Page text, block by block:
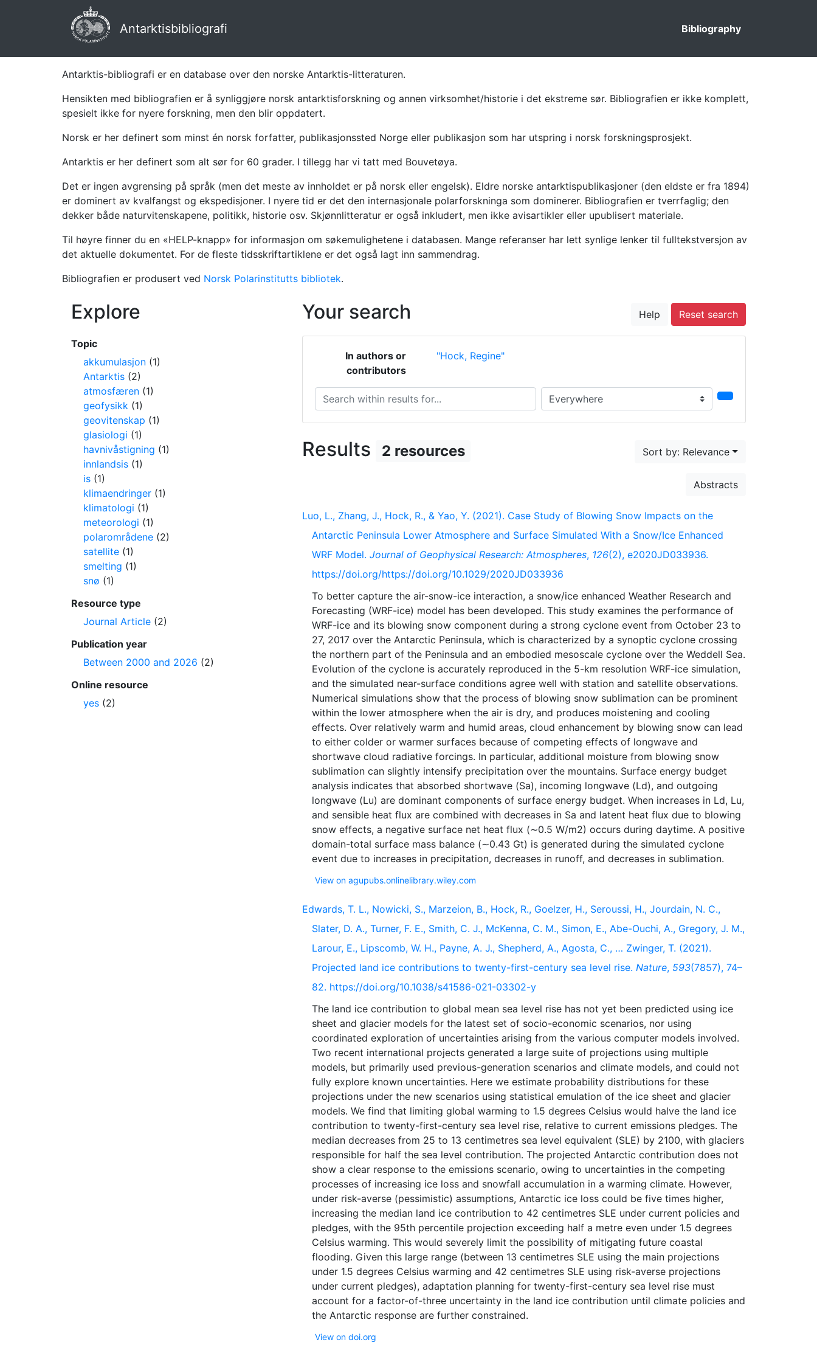
Antarktisbibliografi Bibliography
Antarktis-bibliografi er en database over den norske Antarktis-litteraturen.
Hensikten med bibliografien er å synliggjøre norsk antarktisforskning og annen virksomhet/historie i det ekstreme sør. Bibliografien er ikke komplett,
spesielt ikke for nyere forskning, men den blir oppdatert.
Norsk er her definert som minst én norsk forfatter, publikasjonssted Norge eller publikasjon som har utspring i norsk forskningsprosjekt.
Antarktis er her definert som alt sør for 60 grader. I tillegg har vi tatt med Bouvetøya.
Det er ingen avgrensing på språk (men det meste av innholdet er på norsk eller engelsk). Eldre norske antarktispublikasjoner (den eldste er fra 1894)
er dominert av kvalfangst og ekspedisjoner. I nyere tid er det den internasjonale polarforskninga som dominerer. Bibliografien er tverrfaglig; den
dekker både naturvitenskapene, politikk, historie osv. Skjønnlitteratur er også inkludert, men ikke avisartikler eller upublisert materiale.
Til høyre finner du en «HELP-knapp» for informasjon om søkemulighetene i databasen. Mange referanser har lett synlige lenker til fulltekstversjon av
det aktuelle dokumentet. For de fleste tidsskriftartiklene er det også lagt inn sammendrag.
Bibliografien er produsert ved Norsk Polarinstitutts bibliotek.
Your search Help Reset search
In authors or
contributors
"Hock, Regine"
Search within results for... Search in...
Results 2 resources Sort by: Relevance
Abstracts
Luo, L., Zhang, J., Hock, R., & Yao, Y. (2021). Case Study of Blowing Snow Impacts on the
Antarctic Peninsula Lower Atmosphere and Surface Simulated With a Snow/Ice Enhanced
WRF Model. Journal of Geophysical Research: Atmospheres, 126(2), e2020JD033936.
https://doi.org/https://doi.org/10.1029/2020JD033936
To better capture the air-snow-ice interaction, a snow/ice enhanced Weather Research and
Forecasting (WRF-ice) model has been developed. This study examines the performance of
WRF-ice and its blowing snow component during a strong cyclone event from October 23 to
27, 2017 over the Antarctic Peninsula, which is characterized by a synoptic cyclone crossing
the northern part of the Peninsula and an embodied mesoscale cyclone over the Weddell Sea.
Evolution of the cyclone is accurately reproduced in the 5-km resolution WRF-ice simulation,
and the simulated near-surface conditions agree well with station and satellite observations.
Numerical simulations show that the process of blowing snow sublimation can be prominent
within the lower atmosphere when the air is dry, and produces moistening and cooling
effects. Over relatively warm and humid areas, cloud enhancement by blowing snow can lead
to either colder or warmer surfaces because of competing effects of longwave and
shortwave cloud radiative forcings. In particular, additional moisture from blowing snow
sublimation can slightly intensify precipitation over the mountains. Surface energy budget
analysis indicates that absorbed shortwave (Sa), incoming longwave (Ld), and outgoing
longwave (Lu) are dominant components of surface energy budget. When increases in Ld, Lu,
and sensible heat flux are combined with decreases in Sa and latent heat flux due to blowing
snow effects, a negative surface net heat flux (∼0.5 W/m2) occurs during daytime. A positive
domain-total surface mass balance (∼0.43 Gt) is generated during the simulated cyclone
View on agupubs.onlinelibrary.wiley.com
Edwards, T. L., Nowicki, S., Marzeion, B., Hock, R., Goelzer, H., Seroussi, H., Jourdain, N. C.,
Slater, D. A., Turner, F. E., Smith, C. J., McKenna, C. M., Simon, E., Abe-Ouchi, A., Gregory, J. M.,
Larour, E., Lipscomb, W. H., Payne, A. J., Shepherd, A., Agosta, C., … Zwinger, T. (2021).
Projected land ice contributions to twenty-first-century sea level rise. Nature, 593(7857), 74–
82. https://doi.org/10.1038/s41586-021-03302-y
The land ice contribution to global mean sea level rise has not yet been predicted using ice
sheet and glacier models for the latest set of socio-economic scenarios, nor using
coordinated exploration of uncertainties arising from the various computer models involved.
Two recent international projects generated a large suite of projections using multiple
models, but primarily used previous-generation scenarios and climate models, and could not
fully explore known uncertainties. Here we estimate probability distributions for these
projections under the new scenarios using statistical emulation of the ice sheet and glacier
models. We find that limiting global warming to 1.5 degrees Celsius would halve the land ice
contribution to twenty-first-century sea level rise, relative to current emissions pledges. The
median decreases from 25 to 13 centimetres sea level equivalent (SLE) by 2100, with glaciers
responsible for half the sea level contribution. The projected Antarctic contribution does not
show a clear response to the emissions scenario, owing to uncertainties in the competing
processes of increasing ice loss and snowfall accumulation in a warming climate. However,
under risk-averse (pessimistic) assumptions, Antarctic ice loss could be five times higher,
increasing the median land ice contribution to 42 centimetres SLE under current policies and
pledges, with the 95th percentile projection exceeding half a metre even under 1.5 degrees
Celsius warming. This would severely limit the possibility of mitigating future coastal
flooding. Given this large range (between 13 centimetres SLE using the main projections
under 1.5 degrees Celsius warming and 42 centimetres SLE using risk-averse projections
under current pledges), adaptation planning for twenty-first-century sea level rise must
account for a factor-of-three uncertainty in the land ice contribution until climate policies and
View on doi.org
Explore
Topic
akkumulasjon (1)
Antarktis (2)
atmosfæren (1)
geofysikk (1)
geovitenskap (1)
glasiologi (1)
havnivåstigning (1)
innlandsis (1)
is (1)
klimaendringer (1)
klimatologi (1)
meteorologi (1)
polarområdene (2)
satellite (1)
smelting (1)
snø (1)
Resource type
Journal Article (2)
Publication year
Between 2000 and 2026 (2)
Online resource
yes (2)